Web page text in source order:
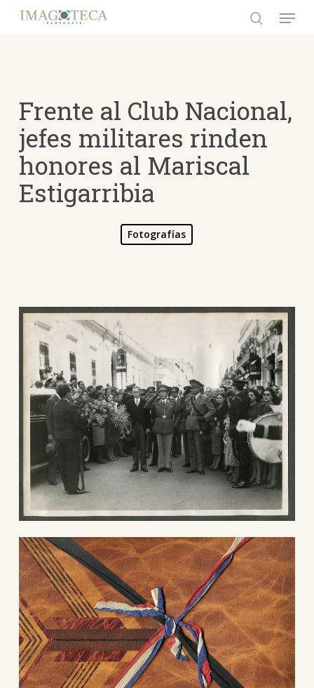
Menu
Frente al Club Nacional,
jefes militares rinden
honores al Mariscal
Estigarribia
Fotografías